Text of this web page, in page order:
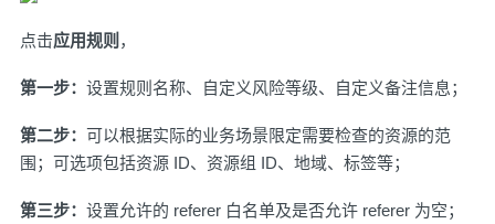
点击应用规则 ，
第一步： 设置规则名称、自定义风险等级、自定义备注信息；
第二步： 可以根据实际的业务场景限定需要检查的资源的范
围；可选项包括资源 ID、资源组 ID、地域、标签等；
第三步： 设置允许的 referer 白名单及是否允许 referer 为空；